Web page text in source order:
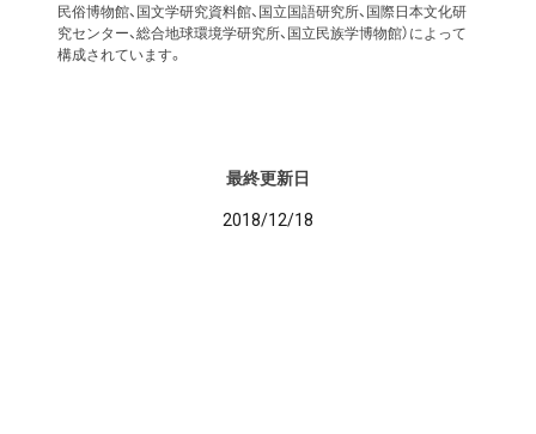
民俗博物館、国文学研究資料館、国立国語研究所、国際日本文化研
究センター、総合地球環境学研究所、国立民族学博物館）によって
構成されています。
最終更新日
2018/12/18